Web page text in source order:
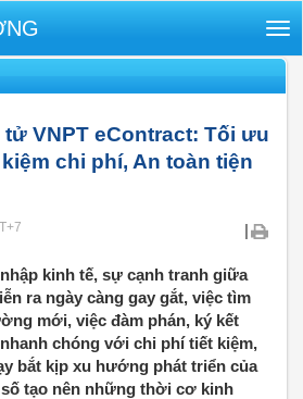
VNPT eContract: Tối ưu
chi phí, An toàn tiện
|
kinh tế, sự cạnh tranh giữa
ra ngày càng gay gắt, việc tìm
mới, việc đàm phán, ký kết
chóng với chi phí tiết kiệm,
bắt kịp xu hướng phát triển của
tạo nên những thời cơ kinh